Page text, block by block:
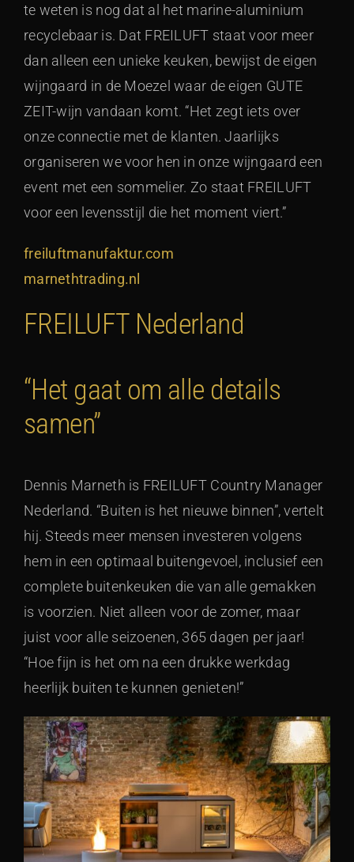
te weten is nog dat al het marine-aluminium
recyclebaar is. Dat FREILUFT staat voor meer
dan alleen een unieke keuken, bewijst de eigen
wijngaard in de Moezel waar de eigen GUTE
ZEIT-wijn vandaan komt. “Het zegt iets over
onze connectie met de klanten. Jaarlijks
organiseren we voor hen in onze wijngaard een
event met een sommelier. Zo staat FREILUFT
voor een levensstijl die het moment viert.”
freiluftmanufaktur.com
marnethtrading.nl
FREILUFT Nederland
“Het gaat om alle details
samen”
Dennis Marneth is FREILUFT Country Manager
Nederland. “Buiten is het nieuwe binnen”, vertelt
hij. Steeds meer mensen investeren volgens
hem in een optimaal buitengevoel, inclusief een
complete buitenkeuken die van alle gemakken
is voorzien. Niet alleen voor de zomer, maar
juist voor alle seizoenen, 365 dagen per jaar!
“Hoe fijn is het om na een drukke werkdag
heerlijk buiten te kunnen genieten!”